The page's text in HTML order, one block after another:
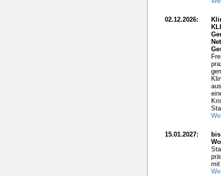
02.12.2026:
15.01.2027:
mit